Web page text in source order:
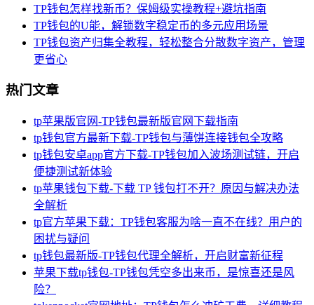
TP钱包怎样找新币？保姆级实操教程+避坑指南
TP钱包的U能，解锁数字稳定币的多元应用场景
TP钱包资产归集全教程，轻松整合分散数字资产，管理
更省心
热门文章
tp苹果版官网-TP钱包最新版官网下载指南
tp钱包官方最新下载-TP钱包与薄饼连接钱包全攻略
tp钱包安卓app官方下载-TP钱包加入波场测试链，开启
便捷测试新体验
tp苹果钱包下载-下载 TP 钱包打不开？原因与解决办法
全解析
tp官方苹果下载：TP钱包客服为啥一直不在线？用户的
困扰与疑问
tp钱包最新版-TP钱包代理全解析，开启财富新征程
苹果下载tp钱包-TP钱包凭空多出来币，是惊喜还是风
险？